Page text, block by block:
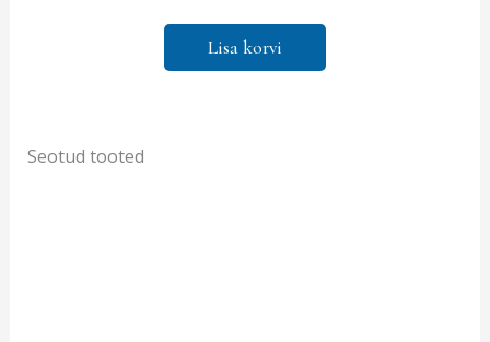
Lisa korvi
Seotud tooted